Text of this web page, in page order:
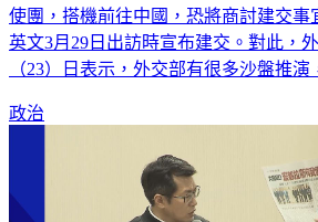
使團，搭機前往中國，恐將商討建交事
英文3月29日出訪時宣布建交。對此，
（23）日表示，外交部有很多沙盤推演
政治